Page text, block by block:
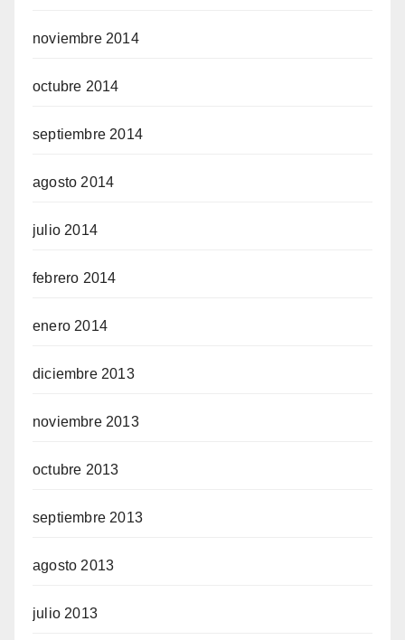
noviembre 2014
octubre 2014
septiembre 2014
agosto 2014
julio 2014
febrero 2014
enero 2014
diciembre 2013
noviembre 2013
octubre 2013
septiembre 2013
agosto 2013
julio 2013